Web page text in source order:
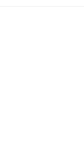
в высоком
не нужна —
логотипа без